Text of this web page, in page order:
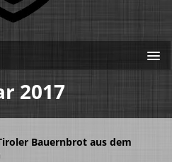
2017
Bauernbrot aus dem